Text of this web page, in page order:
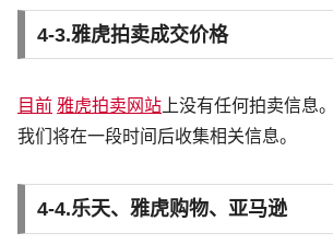
4-3.雅虎拍卖成交价格
目前 雅虎拍卖网站上没有任何拍卖信息
我们将在一段时间后收集相关信息。
4-4.乐天、雅虎购物、亚马逊